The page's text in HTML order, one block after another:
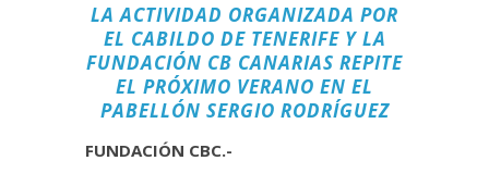
LA ACTIVIDAD ORGANIZADA POR
EL CABILDO DE TENERIFE Y LA
FUNDACIÓN CB CANARIAS REPITE
EL PRÓXIMO VERANO EN EL
PABELLÓN SERGIO RODRÍGUEZ
FUNDACIÓN CBC.-